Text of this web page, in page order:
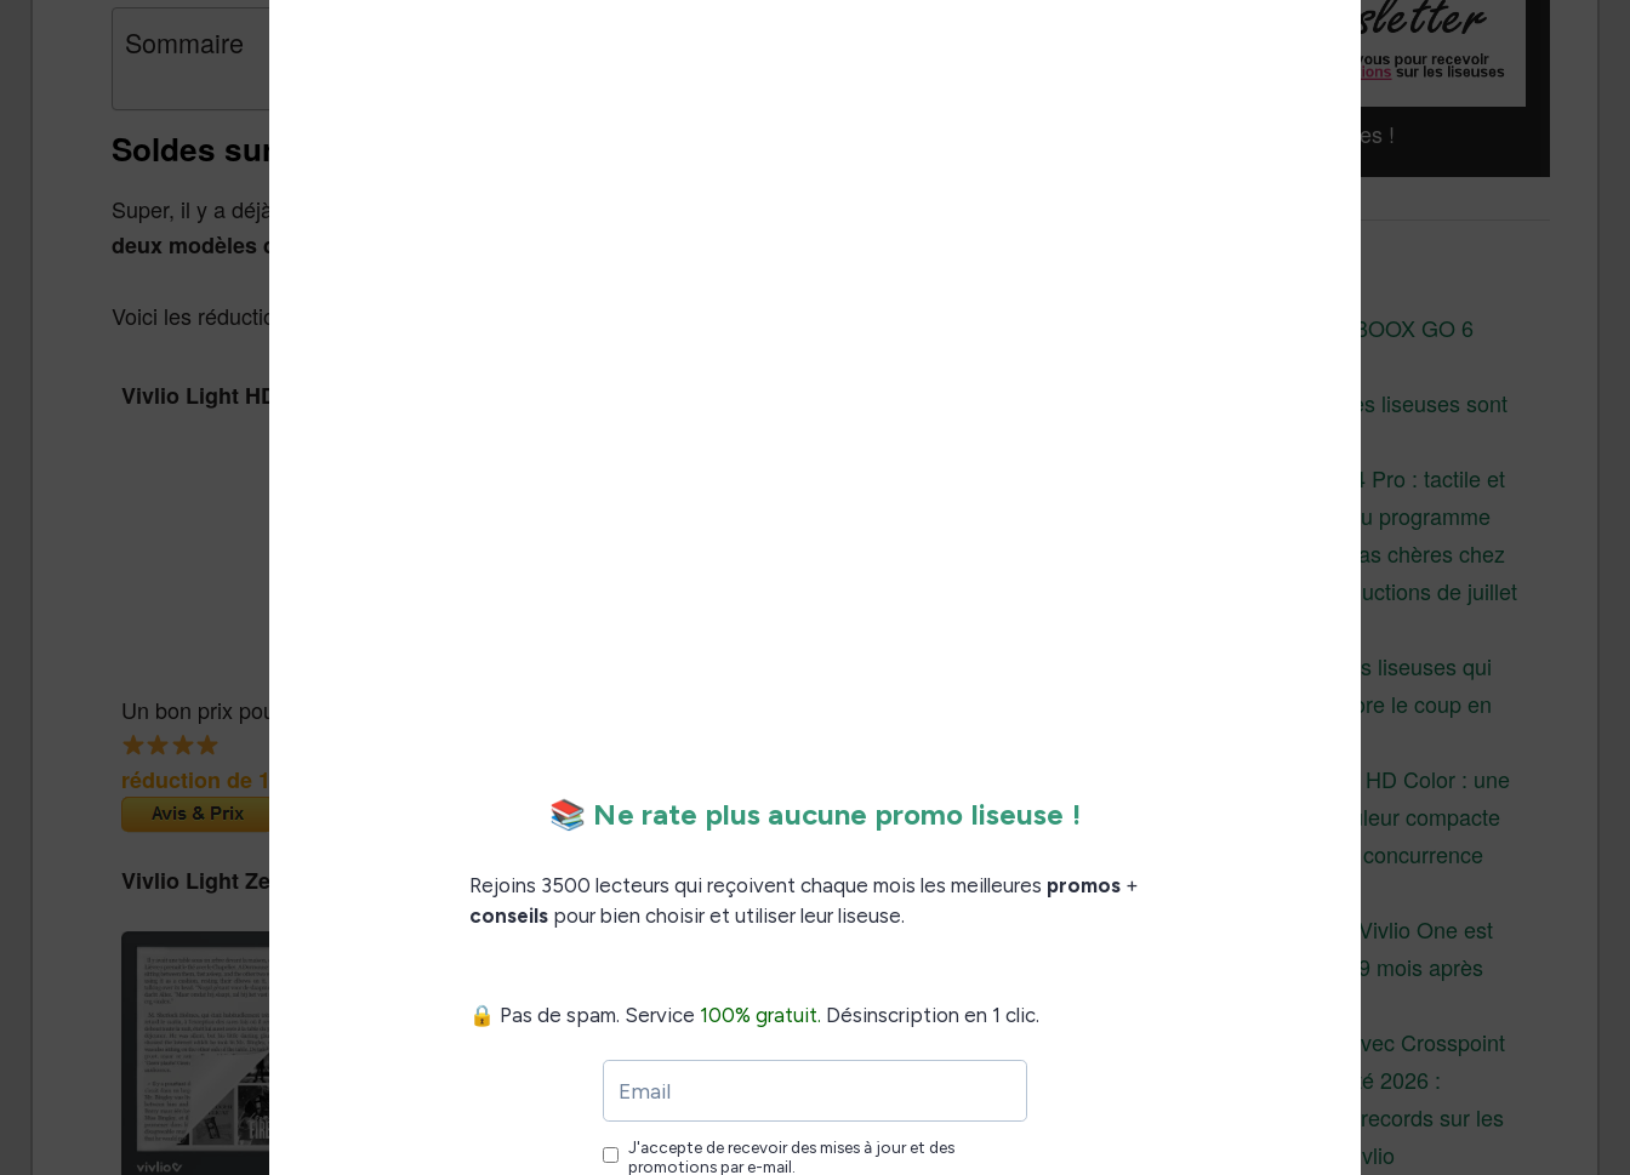
Sommaire
Soldes sur les liseuses pour l’été 2026
Super, il y a déjà des
deux modèles de liseuses
Voici les réductions sur les liseuses et voici les promotions en cours :
Vivlio Light HD Color + Housse
Un bon prix pour une liseuse couleur abordable.
réduction de 15€
Vivlio Light Zen + Housse
Liseuses pas chères !
Test de la BOOX GO 6
Pourquoi les liseuses sont
XTEINK X4 Pro : tactile et
éclairage au programme
Liseuses pas chères chez
Vivlio – réductions de juillet
3 anciennes liseuses qui
valent encore le coup en
Vivlio Light HD Color : une
liseuse couleur compacte
à prix défiant toute concurrence
La liseuse Vivlio One est
un succès 9 mois après
XTEINK X4 : test avec Crosspoint
Soldes d’été 2026 :
réductions records sur les
liseuses Kobo et Vivlio